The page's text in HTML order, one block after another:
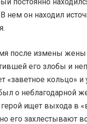
В нем он находил
после измены жены
его злобы и
«заветное кольцо» и
о неблагодарной
ищет выхода в
его захлестывают